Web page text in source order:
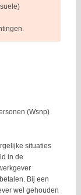
(Wsnp)
situaties
in de
Bij een
wel gehouden